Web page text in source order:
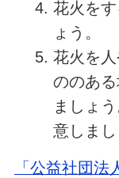
花火を
ょう。
花火を
ののあ
ましょ
意しまし
「公益社団